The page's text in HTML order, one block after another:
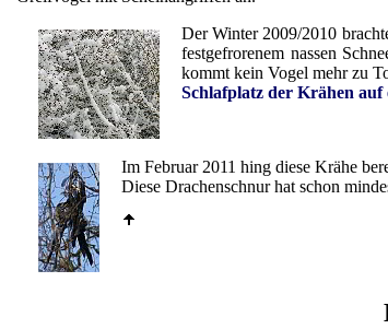
Der Winter 2009/2010
festgefrorenem nassen
kommt kein Vogel mehr zu
Schlafplatz der Krähen auf
Im Februar 2011 hing diese Krähe
Diese Drachenschnur hat schon